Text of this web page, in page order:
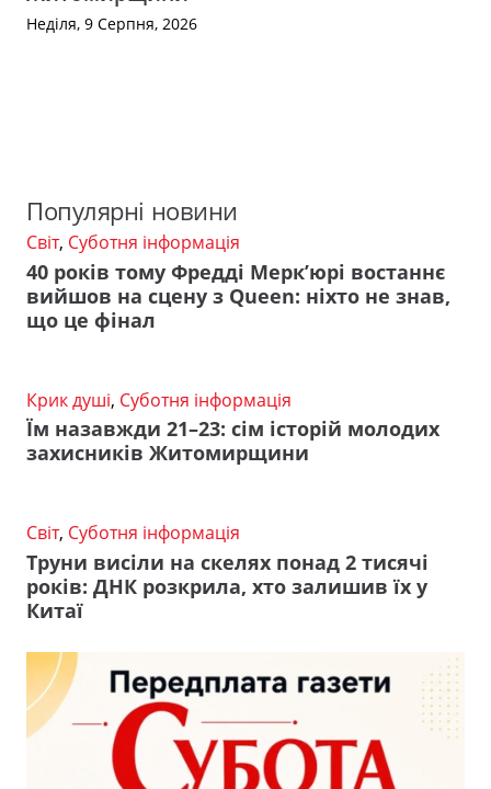
Неділя, 9 Серпня, 2026
Популярні новини
Світ, Суботня інформація
40 років тому Фредді Мерк’юрі востаннє
вийшов на сцену з Queen: ніхто не знав,
що це фінал
Крик душі, Суботня інформація
Їм назавжди 21–23: сім історій молодих
захисників Житомирщини
Світ, Суботня інформація
Труни висіли на скелях понад 2 тисячі
років: ДНК розкрила, хто залишив їх у
Китаї